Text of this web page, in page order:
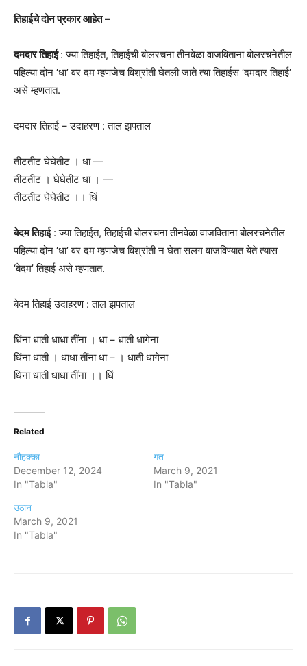
तिहाईचे दोन प्रकार आहेत–
दमदार तिहाई: ज्या तिहाईत, तिहाईची बोलरचना तीनवेळा वाजविताना बोलरचनेतील
पहिल्या दोन ‘धा’ वर दम म्हणजेच विश्रांती घेतली जाते त्या तिहाईस ‘दमदार तिहाई’
असे म्हणतात.
दमदार तिहाई – उदाहरण : ताल झपताल
तीटतीट घेघेतीट । धा —
तीटतीट । घेघेतीट धा । —
तीटतीट घेघेतीट ।। धिं
बेदम तिहाई: ज्या तिहाईत, तिहाईची बोलरचना तीनवेळा वाजविताना बोलरचनेतील
पहिल्या दोन ‘धा’ वर दम म्हणजेच विश्रांती न घेता सलग वाजविण्यात येते त्यास
‘बेदम’ तिहाई असे म्हणतात.
बेदम तिहाई उदाहरण : ताल झपताल
धिंना धाती धाधा तींना । धा – धाती धागेना
धिंना धाती । धाधा तींना धा – । धाती धागेना
धिंना धाती धाधा तींना ।। धिं
Related
नौहक्का
December 12, 2024
In "Tabla"
गत
March 9, 2021
In "Tabla"
उठान
March 9, 2021
In "Tabla"